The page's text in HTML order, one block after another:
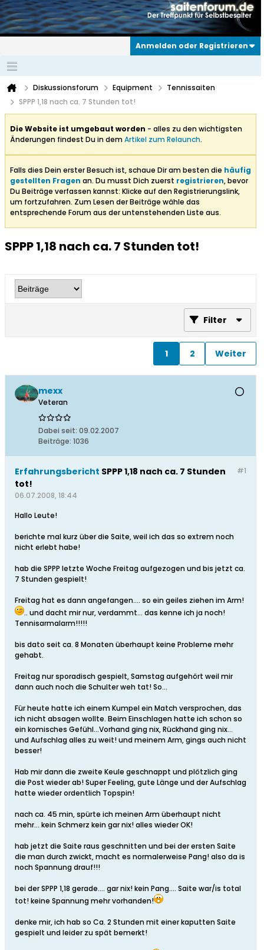
Anmelden oder Registrieren
Diskussionsforum Equipment
Tennissaiten
SPPP 1,18 nach ca. 7 Stunden tot!
Die Website ist umgebaut worden - alles zu den wichtigsten
Änderungen findest Du in demArtikel zum Relaunch.
Falls dies Dein erster Besuch ist, schaue Dir am besten die häufig
gestellten Fragen an. Du musst Dich zuerst registrieren, bevor
Du Beiträge verfassen kannst: Klicke auf den Registrierungslink,
um fortzufahren. Zum Lesen der Beiträge wähle das
entsprechende Forum aus der untenstehenden Liste aus.
SPPP 1,18 nach ca. 7 Stunden tot!
Filter
1 2 Weiter
mexx
Veteran
Dabei seit: 09.02.2007
Beiträge: 1036
#1
Erfahrungsbericht SPPP 1,18 nach ca. 7 Stunden
tot!
06.07.2008, 18:44
Hallo Leute!
berichte mal kurz über die Saite, weil ich das so extrem noch
nicht erlebt habe!
hab die SPPP letzte Woche Freitag aufgezogen und bis jetzt ca.
7 Stunden gespielt!
Freitag hat es dann angefangen.... so ein geiles ziehen im Arm!
.. und dacht mir nur, verdammt... das kenne ich ja noch!
Tennisarmalarm!!!!!
bis dato seit ca. 8 Monaten überhaupt keine Probleme mehr
gehabt.
Freitag nur sporadisch gespielt, Samstag aufgehört weil mir
dann auch noch die Schulter weh tat! So...
Für heute hatte ich einem Kumpel ein Match versprochen, das
ich nicht absagen wollte. Beim Einschlagen hatte ich schon so
ein komisches Gefühl...Vorhand ging nix, Rückhand ging nix...
und Aufschlag alles zu weit! und meinem Arm, gings auch nicht
besser!
Hab mir dann die zweite Keule geschnappt und plötzlich ging
die Post wieder ab! Super Feeling, gute Länge und der Aufschlag
hatte wieder ordentlich Topspin!
nach ca. 45 min, spürte ich meinen Arm überhaupt nicht
mehr... kein Schmerz kein gar nix! alles wieder OK!
hab jetzt die Saite raus geschnitten und bei der ersten Saite
die man durch zwickt, macht es normalerweise Pang! also da is
noch Spannung drauf!!!
bei der SPPP 1,18 gerade.... gar nix! kein Pang.... Saite war/is total
tot! keine Spannung mehr vorhanden!
denke mir, ich hab so Ca. 2 Stunden mit einer kaputten Saite
gespielt und leider zu spät bemerkt!